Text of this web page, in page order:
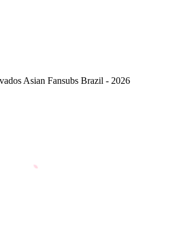
Asian Fansubs Brazil - 2026